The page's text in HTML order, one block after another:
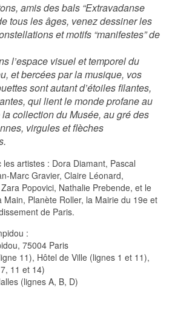
amis des bals “Extravadanse
tous les âges, venez dessiner les
et motifs “manifestes” de
l’espace visuel et temporel du
et bercées par la musique, vos
sont autant d’étoiles filantes,
qui lient le monde profane au
collection du Musée, au gré des
virgules et flèches
artistes : Dora Diamant, Pascal
Marc Gravier, Claire Léonard,
Popovici, Nathalie Prebende, et le
Main, Planète Roller, la Mairie du 19e et
de Paris.
:
75004 Paris
11), Hôtel de Ville (lignes 1 et 11),
11 et 14)
(lignes A, B, D)